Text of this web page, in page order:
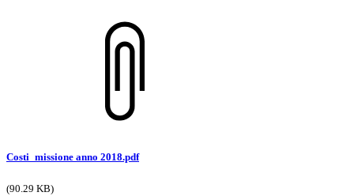
Costi_missione anno 2018.pdf
(90.29 KB)